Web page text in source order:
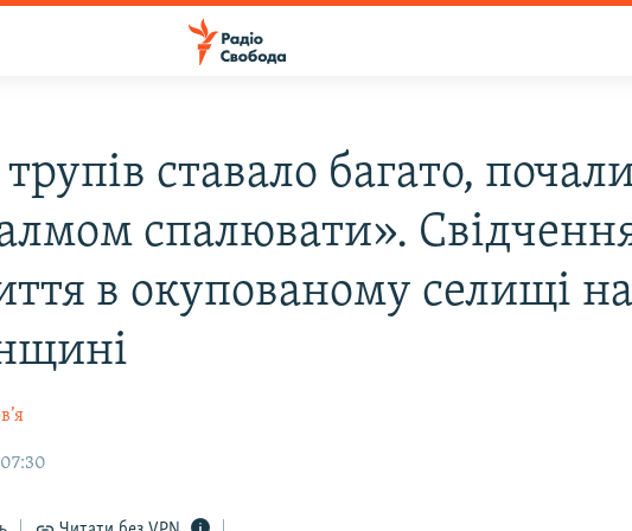
ставало багато,
спалювати».
в окупованому селищі на